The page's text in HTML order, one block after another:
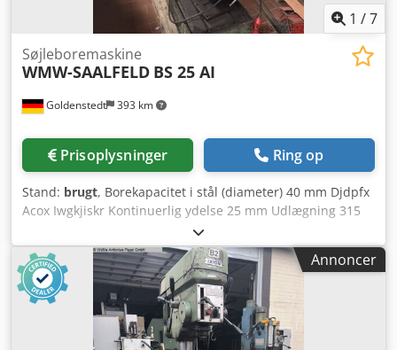
1 /7
Goldenstedt 393 km
Søjleboremaskine
WMW-SAALFELD BS 25 AI
Prisoplysninger Ring op
Stand: brugt, Borekapacitet i stål (diameter) 40 mm Djdpfx
Acox Iwgkjiskr Kontinuerlig ydelse 25 mm Udlægning 315
mm Borebevægelse 200 mm Boredybde 280 mm
Spindeloptagelse MK 4 Fremføringsområde 0,1-1,5 o/min
Søjlediameter ca. 230 mm Antal fremføringer 9
Bordstørrelse 700 x 600 mm Opspændingsflade 450 x 560
mm Afstand spindel / grundplade 1100 mm Dimensioner
ca. 1000 x 700 x 2400 mm Samlet effektbehov 2,6 kW
Maskinvægt ca. 1,1 t Nødstopknap fornyet
Annoncer